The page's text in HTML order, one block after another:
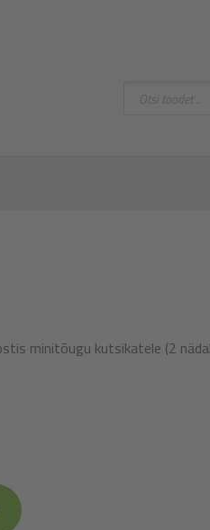
minitõugu kutsikatele (2
Otsing